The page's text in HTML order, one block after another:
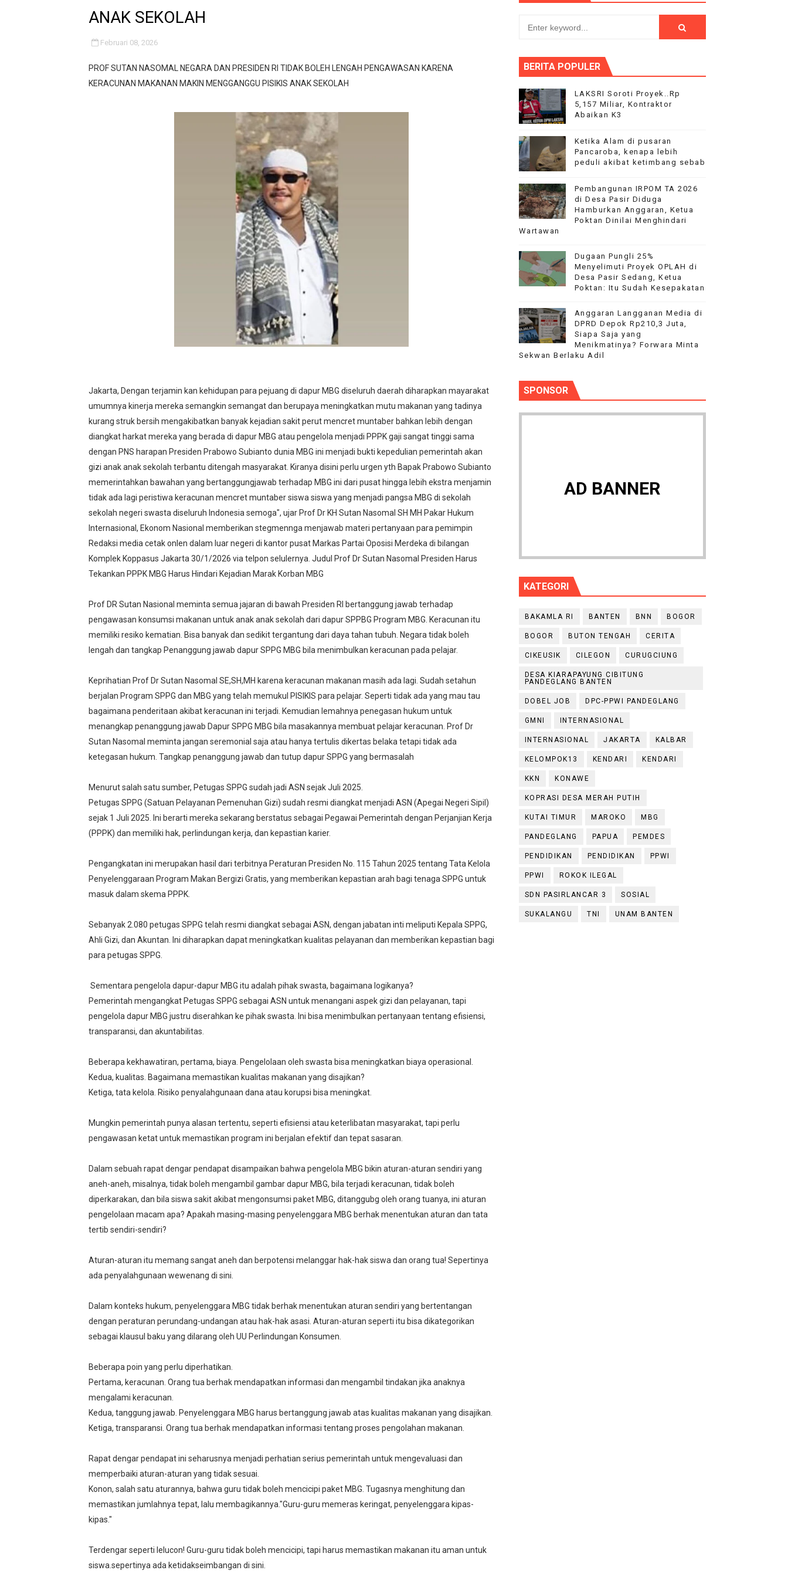
‎UCAPKAN TERIMA KASIH PIHAK SEKOLAH KEPADA KONTRAKTOR ATAS PELAKSANAN PEMBANGUNAN RKB SMAN 18‎
Terkait Pemberitaan Di Desa Lewibalang : Camat kecamatan Cikeusik Sigap Menanggapi
Pelayanan Air Bersih Kembali Menjadi Sorotan
Proyek Revitalisasi PAUD KB Al-Hikmah Serang Rp361 Juta Disorot, Kepala Sekolah Diduga Menghindar saat Dikonfirmasi
ANAK SEKOLAH
Februari 08, 2026
PROF SUTAN NASOMAL NEGARA DAN PRESIDEN RI TIDAK BOLEH LENGAH PENGAWASAN KARENA
KERACUNAN MAKANAN MAKIN MENGGANGGU PISIKIS ANAK SEKOLAH
Jakarta, Dengan terjamin kan kehidupan para pejuang di dapur MBG diseluruh daerah diharapkan mayarakat
umumnya kinerja mereka semangkin semangat dan berupaya meningkatkan mutu makanan yang tadinya
kurang struk bersih mengakibatkan banyak kejadian sakit perut mencret muntaber bahkan lebih dengan
diangkat harkat mereka yang berada di dapur MBG atau pengelola menjadi PPPK gaji sangat tinggi sama
dengan PNS harapan Presiden Prabowo Subianto dunia MBG ini menjadi bukti kepedulian pemerintah akan
gizi anak anak sekolah terbantu ditengah masyarakat. Kiranya disini perlu urgen yth Bapak Prabowo Subianto
memerintahkan bawahan yang bertanggungjawab terhadap MBG ini dari pusat hingga lebih ekstra menjamin
tidak ada lagi peristiwa keracunan mencret muntaber siswa siswa yang menjadi pangsa MBG di sekolah
sekolah negeri swasta diseluruh Indonesia semoga", ujar Prof Dr KH Sutan Nasomal SH MH Pakar Hukum
Internasional, Ekonom Nasional memberikan stegmennga menjawab materi pertanyaan para pemimpin
Redaksi media cetak onlen dalam luar negeri di kantor pusat Markas Partai Oposisi Merdeka di bilangan
Komplek Koppasus Jakarta 30/1/2026 via telpon selulernya. Judul Prof Dr Sutan Nasomal Presiden Harus
Tekankan PPPK MBG Harus Hindari Kejadian Marak Korban MBG
Prof DR Sutan Nasional meminta semua jajaran di bawah Presiden RI bertanggung jawab terhadap
pengawasan konsumsi makanan untuk anak anak sekolah dari dapur SPPBG Program MBG. Keracunan itu
memiliki resiko kematian. Bisa banyak dan sedikit tergantung dari daya tahan tubuh. Negara tidak boleh
lengah dan tangkap Penanggung jawab dapur SPPG MBG bila menimbulkan keracunan pada pelajar.
Keprihatian Prof Dr Sutan Nasomal SE,SH,MH karena keracunan makanan masih ada lagi. Sudah setahun
berjalan Program SPPG dan MBG yang telah memukul PISIKIS para pelajar. Seperti tidak ada yang mau tau
bagaimana penderitaan akibat keracunan ini terjadi. Kemudian lemahnya penegasan hukum untuk
menangkap penanggung jawab Dapur SPPG MBG bila masakannya membuat pelajar keracunan. Prof Dr
Sutan Nasomal meminta jangan seremonial saja atau hanya tertulis dikertas belaka tetapi tidak ada
ketegasan hukum. Tangkap penanggung jawab dan tutup dapur SPPG yang bermasalah
Menurut salah satu sumber, Petugas SPPG sudah jadi ASN sejak Juli 2025.
Petugas SPPG (Satuan Pelayanan Pemenuhan Gizi) sudah resmi diangkat menjadi ASN (Apegai Negeri Sipil)
sejak 1 Juli 2025. Ini berarti mereka sekarang berstatus sebagai Pegawai Pemerintah dengan Perjanjian Kerja
(PPPK) dan memiliki hak, perlindungan kerja, dan kepastian karier.
Pengangkatan ini merupakan hasil dari terbitnya Peraturan Presiden No. 115 Tahun 2025 tentang Tata Kelola
Penyelenggaraan Program Makan Bergizi Gratis, yang memberikan kepastian arah bagi tenaga SPPG untuk
masuk dalam skema PPPK.
Sebanyak 2.080 petugas SPPG telah resmi diangkat sebagai ASN, dengan jabatan inti meliputi Kepala SPPG,
Ahli Gizi, dan Akuntan. Ini diharapkan dapat meningkatkan kualitas pelayanan dan memberikan kepastian bagi
para petugas SPPG.
Sementara pengelola dapur-dapur MBG itu adalah pihak swasta, bagaimana logikanya?
Pemerintah mengangkat Petugas SPPG sebagai ASN untuk menangani aspek gizi dan pelayanan, tapi
pengelola dapur MBG justru diserahkan ke pihak swasta. Ini bisa menimbulkan pertanyaan tentang efisiensi,
transparansi, dan akuntabilitas.
Beberapa kekhawatiran, pertama, biaya. Pengelolaan oleh swasta bisa meningkatkan biaya operasional.
Kedua, kualitas. Bagaimana memastikan kualitas makanan yang disajikan?
Ketiga, tata kelola. Risiko penyalahgunaan dana atau korupsi bisa meningkat.
Mungkin pemerintah punya alasan tertentu, seperti efisiensi atau keterlibatan masyarakat, tapi perlu
pengawasan ketat untuk memastikan program ini berjalan efektif dan tepat sasaran.
Dalam sebuah rapat dengar pendapat disampaikan bahwa pengelola MBG bikin aturan-aturan sendiri yang
aneh-aneh, misalnya, tidak boleh mengambil gambar dapur MBG, bila terjadi keracunan, tidak boleh
diperkarakan, dan bila siswa sakit akibat mengonsumsi paket MBG, ditanggubg oleh orang tuanya, ini aturan
pengelolaan macam apa? Apakah masing-masing penyelenggara MBG berhak menentukan aturan dan tata
tertib sendiri-sendiri?
Aturan-aturan itu memang sangat aneh dan berpotensi melanggar hak-hak siswa dan orang tua! Sepertinya
ada penyalahgunaan wewenang di sini.
Dalam konteks hukum, penyelenggara MBG tidak berhak menentukan aturan sendiri yang bertentangan
dengan peraturan perundang-undangan atau hak-hak asasi. Aturan-aturan seperti itu bisa dikategorikan
sebagai klausul baku yang dilarang oleh UU Perlindungan Konsumen.
Beberapa poin yang perlu diperhatikan.
Pertama, keracunan. Orang tua berhak mendapatkan informasi dan mengambil tindakan jika anaknya
mengalami keracunan.
Kedua, tanggung jawab. Penyelenggara MBG harus bertanggung jawab atas kualitas makanan yang disajikan.
Ketiga, transparansi. Orang tua berhak mendapatkan informasi tentang proses pengolahan makanan.
Rapat dengar pendapat ini seharusnya menjadi perhatian serius pemerintah untuk mengevaluasi dan
memperbaiki aturan-aturan yang tidak sesuai.
Konon, salah satu aturannya, bahwa guru tidak boleh mencicipi paket MBG. Tugasnya menghitung dan
memastikan jumlahnya tepat, lalu membagikannya."Guru-guru memeras keringat, penyelenggara kipas-
kipas."
Terdengar seperti lelucon! Guru-guru tidak boleh mencicipi, tapi harus memastikan makanan itu aman untuk
siswa.sepertinya ada ketidakseimbangan di sini.
BERITA POPULER
LAKSRI Soroti Proyek..Rp
5,157 Miliar, Kontraktor
Abaikan K3
Ketika Alam di pusaran
Pancaroba, kenapa lebih
peduli akibat ketimbang sebab
Pembangunan IRPOM TA 2026
di Desa Pasir Diduga
Hamburkan Anggaran, Ketua
Poktan Dinilai Menghindari
Wartawan
Dugaan Pungli 25%
Menyelimuti Proyek OPLAH di
Desa Pasir Sedang, Ketua
Poktan: Itu Sudah Kesepakatan
Anggaran Langganan Media di
DPRD Depok Rp210,3 Juta,
Siapa Saja yang
Menikmatinya? Forwara Minta
Sekwan Berlaku Adil
SPONSOR
AD BANNER
KATEGORI
BAKAMLA RI BANTEN BNN BOGOR
BOGOR BUTON TENGAH CERITA
CIKEUSIK CILEGON CURUGCIUNG
DESA KIARAPAYUNG CIBITUNG
PANDEGLANG BANTEN
DOBEL JOB DPC-PPWI PANDEGLANG
GMNI INTERNASIONAL
INTERNASIONAL JAKARTA KALBAR
KELOMPOK13 KENDARI KENDARI
KKN KONAWE
KOPRASI DESA MERAH PUTIH
KUTAI TIMUR MAROKO MBG
PANDEGLANG PAPUA PEMDES
PENDIDIKAN PENDIDIKAN PPWI
PPWI ROKOK ILEGAL
SDN PASIRLANCAR 3 SOSIAL
SUKALANGU TNI UNAM BANTEN